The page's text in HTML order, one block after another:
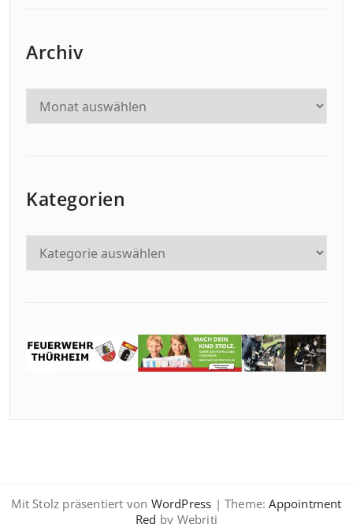
Archiv
Kategorien
Mit Stolz präsentiert von WordPress | Theme: Appointment
Red by Webriti